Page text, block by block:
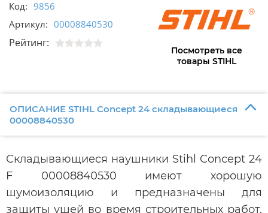
Код: 9856
Артикул: 00008840530
Рейтинг:
Посмотреть все
товары STIHL
ОПИСАНИЕ STIHL Concept 24 складывающиеся
00008840530
Складывающиеся наушники Stihl Concept 24
F 00008840530 имеют хорошую
шумоизоляцию и предназначены для
защиты ушей во время строительных работ,